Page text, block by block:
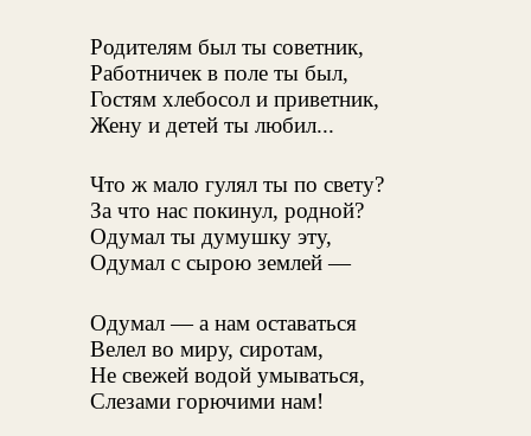
Родителям был ты советник,
Работничек в поле ты был,
Гостям хлебосол и приветник,
Жену и детей ты любил...
Что ж мало гулял ты по свету?
За что нас покинул, родной?
Одумал ты думушку эту,
Одумал с сырою землей —
Одумал — а нам оставаться
Велел во миру, сиротам,
Не свежей водой умываться,
Слезами горючими нам!